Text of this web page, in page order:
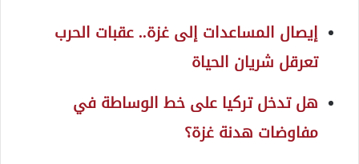
إيصال المساعدات إلى غزة.. عقبات الحرب
تعرقل شريان الحياة
هل تدخل تركيا على خط الوساطة في
مفاوضات هدنة غزة؟